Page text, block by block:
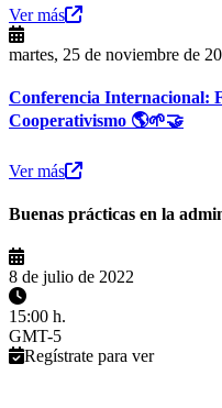
Ver más
martes, 25 de noviembre de
Conferencia Internacional:
Cooperativismo 🌎🌱🤝
Ver más
Buenas prácticas en la
8 de julio de 2022
15:00 h.
GMT-5
Regístrate para ver